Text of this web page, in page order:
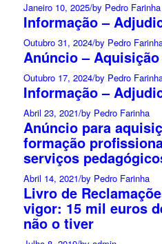
Janeiro 10, 2025/by Pedro Farinha
Informação –
Outubro 31, 2024/by Pedro
Anúncio –
Outubro 17, 2024/by Pedro
Informação –
Abril 23, 2021/by Pedro Farinha
Anúncio para
formação
serviços
Abril 14, 2021/by Pedro Farinha
Livro de
vigor: 15 mil euros
não o tiver